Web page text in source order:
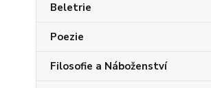
Beletrie
Poezie
Filosofie a Náboženství